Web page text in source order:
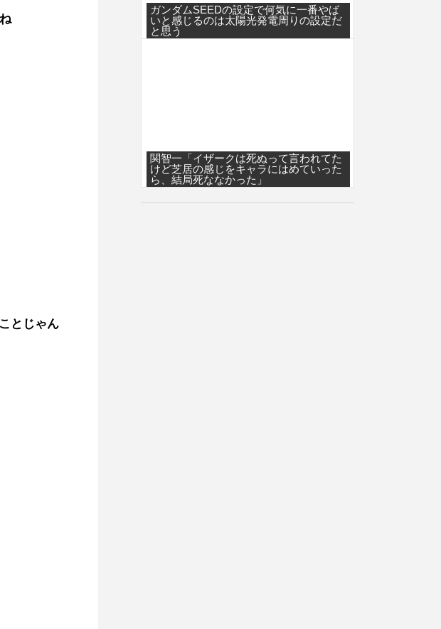
とじゃん
ガンダムSEEDの設定で何気に一番やば
いと感じるのは太陽光発電周りの設定だ
と思う
関智一「イザークは死ぬって言われてた
けど芝居の感じをキャラにはめていった
ら、結局死ななかった」